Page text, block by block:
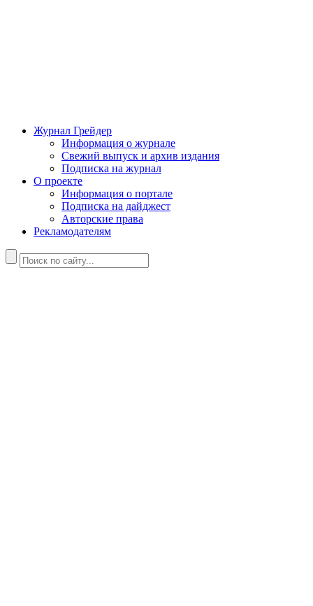
Журнал Грейдер
Информация о журнале
Свежий выпуск и архив издания
Подписка на журнал
О проекте
Информация о портале
Подписка на дайджест
Авторские права
Рекламодателям